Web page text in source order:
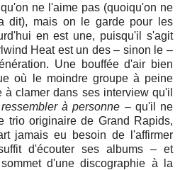
ne l'aime pas (quoiqu'on ne
dit), mais on le garde pour les
en est une, puisqu'il s'agit
Heat est un des – sinon le –
Une bouffée d'air bien
où le moindre groupe à peine
clamer dans ses interview qu'il
ressembler à personne – qu'il ne
trio originaire de Grand Rapids,
jamais eu besoin de l'affirmer
d'écouter ses albums – et
d'une discographie à la